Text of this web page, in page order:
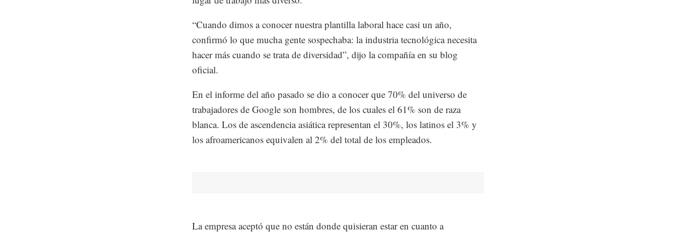
“Cuando dimos a conocer nuestra plantilla laboral hace casi un año,
confirmó lo que mucha gente sospechaba: la industria tecnológica necesita
hacer más cuando se trata de diversidad”, dijo la compañía en su blog
oficial.
En el informe del año pasado se dio a conocer que 70% del universo de
trabajadores de Google son hombres, de los cuales el 61% son de raza
blanca. Los de ascendencia asiática representan el 30%, los latinos el 3% y
los afroamericanos equivalen al 2% del total de los empleados.
La empresa aceptó que no están donde quisieran estar en cuanto a